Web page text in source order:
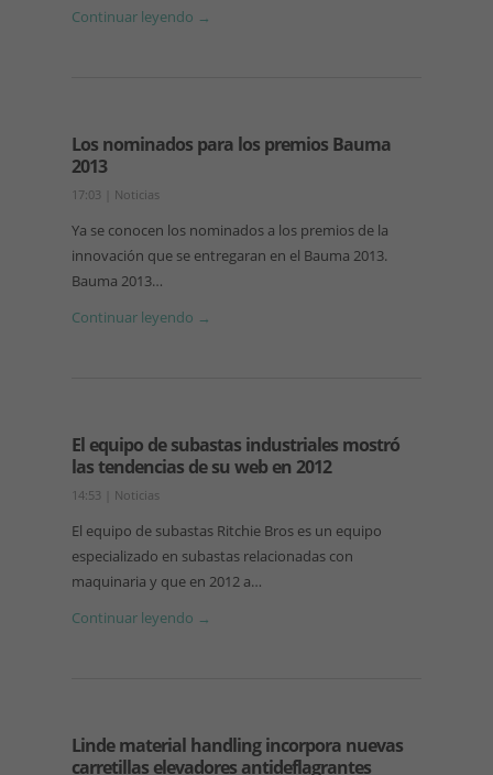
Continuar leyendo →
Los nominados para los premios Bauma
2013
17:03 Noticias
Ya se conocen los nominados a los premios de la
innovación que se entregaran en el Bauma 2013.
Bauma 2013…
Continuar leyendo →
El equipo de subastas industriales mostró
las tendencias de su web en 2012
14:53 Noticias
El equipo de subastas Ritchie Bros es un equipo
especializado en subastas relacionadas con
maquinaria y que en 2012 a…
Continuar leyendo →
Linde material handling incorpora nuevas
carretillas elevadores antideflagrantes